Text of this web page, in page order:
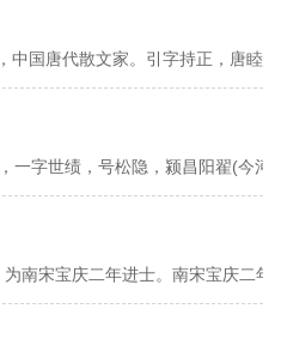
国唐代散文家。引字持正，唐睦
字世绩，号松隐，颍昌阳翟(今河
南宋宝庆二年进士。南宋宝庆二